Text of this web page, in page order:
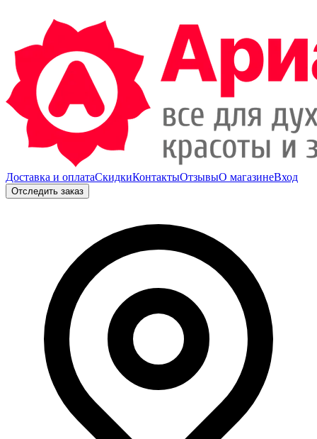
Доставка и оплатаСкидкиКонтактыОтзывыО магазинеВход
Отследить заказ